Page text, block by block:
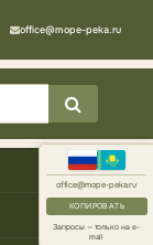
office@mope-peka.ru
КОПИРОВАТЬ
Запросы — только на e-
mail
office@mope-peka.ru